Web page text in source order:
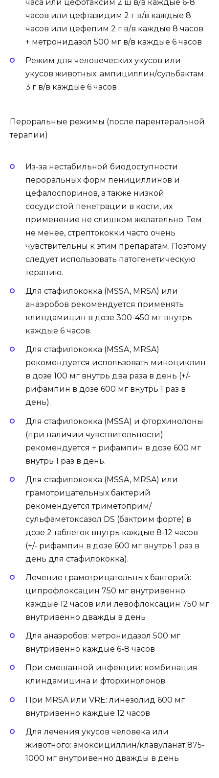
часа или цефотаксим 2 ш в/в каждые 6-8
часов или цефтазидим 2 г в/в каждые 8
часов или цефепим 2 г в/в каждые 8 часов
+ метронидазол 500 мг в/в каждые 6 часов
Режим для человеческих укусов или
укусов животных: ампициллин/сульбактам
3 г в/в каждые 6 часов
Пероральные режимы (после парентеральной
терапии)
Из-за нестабильной биодоступности
пероральных форм пенициллинов и
цефалоспоринов, а также низкой
сосудистой пенетрации в кости, их
применение не слишком желательно. Тем
не менее, стрептококки часто очень
чувствительны к этим препаратам. Поэтому
следует использовать патогенетическую
терапию.
Для стафилококка (MSSA, MRSA) или
анаэробов рекомендуется применять
клиндамицин в дозе 300-450 мг внутрь
каждые 6 часов.
Для стафилококка (MSSA, MRSA)
рекомендуется использовать миноциклин
в дозе 100 мг внутрь два раза в день (+/-
рифампин в дозе 600 мг внутрь 1 раз в
день).
Для стафилококка (MSSA) и фторхинолоны
(при наличии чувствительности)
рекомендуется + рифампин в дозе 600 мг
внутрь 1 раз в день.
Для стафилококка (MSSA, MRSA) или
грамотрицательных бактерий
рекомендуется триметоприм/
сульфаметоксазол DS (бактрим форте) в
дозе 2 таблеток внутрь каждые 8-12 часов
(+/- рифампин в дозе 600 мг внутрь 1 раз в
день для стафилококка).
Лечение грамотрицательных бактерий:
ципрофлоксацин 750 мг внутривенно
каждые 12 часов или левофлоксацин 750 мг
внутривенно дважды в день
Для анаэробов: метронидазол 500 мг
внутривенно каждые 6-8 часов
При смешанной инфекции: комбинация
клиндамицина и фторхинолонов
При MRSA или VRE: линезолид 600 мг
внутривенно каждые 12 часов
Для лечения укусов человека или
животного: амоксициллин/клавуланат 875-
1000 мг внутривенно дважды в день